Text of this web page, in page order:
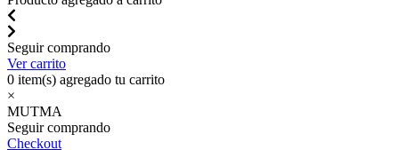
Seguir comprando
Ver carrito
0 item(s) agregado tu carrito
×
MUTMA
Seguir comprando
Checkout